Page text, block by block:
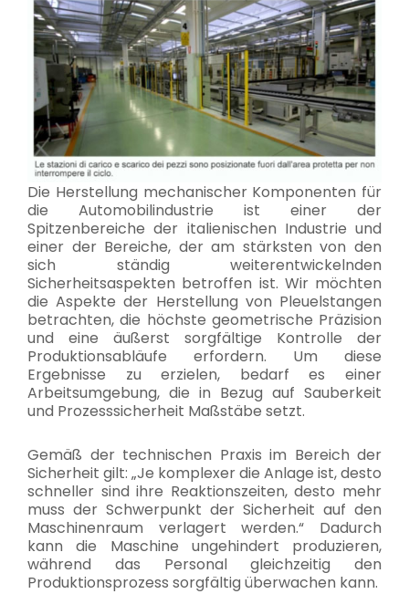
Die Herstellung mechanischer Komponenten für
die Automobilindustrie ist einer der
Spitzenbereiche der italienischen Industrie und
einer der Bereiche, der am stärksten von den
sich ständig weiterentwickelnden
Sicherheitsaspekten betroffen ist. Wir möchten
die Aspekte der Herstellung von Pleuelstangen
betrachten, die höchste geometrische Präzision
und eine äußerst sorgfältige Kontrolle der
Produktionsabläufe erfordern. Um diese
Ergebnisse zu erzielen, bedarf es einer
Arbeitsumgebung, die in Bezug auf Sauberkeit
und Prozesssicherheit Maßstäbe setzt.
Gemäß der technischen Praxis im Bereich der
Sicherheit gilt: „Je komplexer die Anlage ist, desto
schneller sind ihre Reaktionszeiten, desto mehr
muss der Schwerpunkt der Sicherheit auf den
Maschinenraum verlagert werden.“ Dadurch
kann die Maschine ungehindert produzieren,
während das Personal gleichzeitig den
Produktionsprozess sorgfältig überwachen kann.